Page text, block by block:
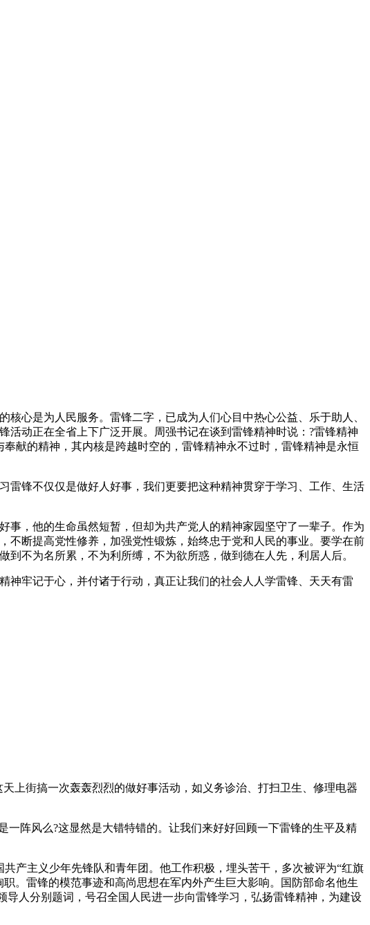
心是为人民服务。雷锋二字，已成为人们心目中热心公益、乐于助人、
动正在全省上下广泛开展。周强书记在谈到雷锋精神时说：?雷锋精神
献的精神，其内核是跨越时空的，雷锋精神永不过时，雷锋精神是永恒
雷锋不仅仅是做好人好事，我们更要把这种精神贯穿于学习、工作、生活
，他的生命虽然短暂，但却为共产党人的精神家园坚守了一辈子。作为
断提高党性修养，加强党性锻炼，始终忠于党和人民的事业。要学在前
不为名所累，不为利所缚，不为欲所惑，做到德在人先，利居人后。
神牢记于心，并付诸于行动，真正让我们的社会人人学雷锋、天天有雷
上街搞一次轰轰烈烈的做好事活动，如义务诊治、打扫卫生、修理电器
阵风么?这显然是大错特错的。让我们来好好回顾一下雷锋的生平及精
产主义少年先锋队和青年团。他工作积极，埋头苦干，多次被评为“红旗
。雷锋的模范事迹和高尚思想在军内外产生巨大影响。国防部命名他生
导人分别题词，号召全国人民进一步向雷锋学习，弘扬雷锋精神，为建设